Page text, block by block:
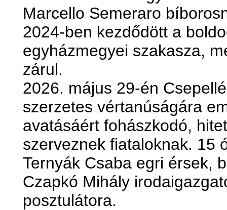
Marcello Semeraro
2024-ben kezdődött a
egyházmegyei szakasza,
zárul.
2026. május 29-én
szerzetes vértanúságára
avatásáért fohászkodó,
szerveznek fiataloknak. 15
Ternyák Csaba egri érsek,
Czapkó Mihály
posztulátora.